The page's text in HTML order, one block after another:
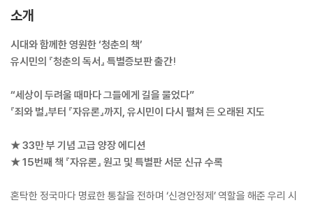
소개
시대와 함께한 영원한 ‘청춘의 책’
유시민의 『청춘의 독서』 특별증보판 출간!
“세상이 두려울 때마다 그들에게 길을 물었다”
『죄와 벌』부터 『자유론』까지, 유시민이 다시 펼쳐 든 오래된 지도
★ 33만 부 기념 고급 양장 에디션
★ 15번째 책 『자유론』 원고 및 특별판 서문 신규 수록
혼탁한 정국마다 명료한 통찰을 전하며 ‘신경안정제’ 역할을 해준 우리 시